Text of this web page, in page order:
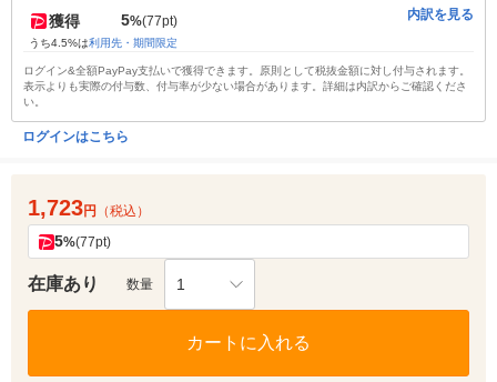
獲得 5%(77pt)
うち4.5%は利用先・期間限定
内訳を見る
ログイン&全額PayPay支払いで獲得できます。原則として税抜金額に対し付与されます。
表示よりも実際の付与数、付与率が少ない場合があります。詳細は内訳からご確認くださ
い。
ログインはこちら
1,723円 （税込）
5%(77pt)
在庫あり 数量 1
カートに入れる